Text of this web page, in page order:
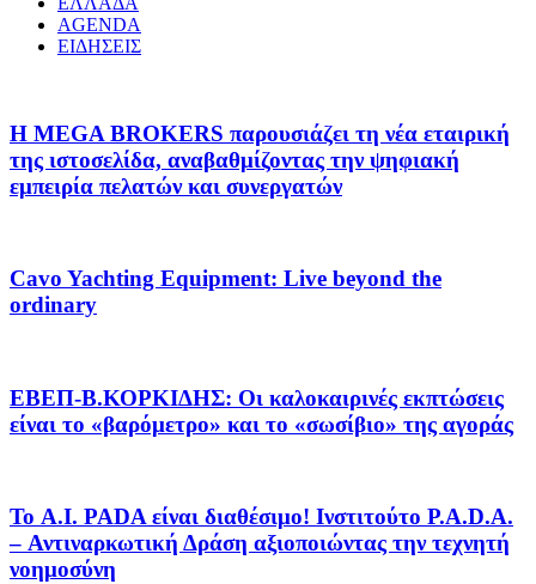
AGENDA
ΕΙΔΗΣΕΙΣ
Η MEGA BROKERS παρουσιάζει τη νέα εταιρική
της ιστοσελίδα, αναβαθμίζοντας την ψηφιακή
εμπειρία πελατών και συνεργατών
Cavo Yachting Equipment: Live beyond the
ordinary
EΒΕΠ-Β.ΚΟΡΚΙΔΗΣ: Οι καλοκαιρινές εκπτώσεις
είναι το «βαρόμετρο» και το «σωσίβιο» της αγοράς
Το A.I. PADA είναι διαθέσιμο! Ινστιτούτο P.A.D.A.
– Αντιναρκωτική Δράση αξιοποιώντας την τεχνητή
νοημοσύνη